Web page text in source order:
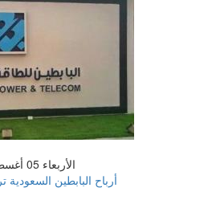
الأربعاء 05 أغسطس 2026 09:38 مساءً